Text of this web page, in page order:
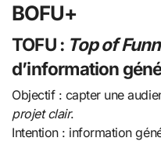
BOFU+
TOFU: Top of
d’information
Objectif : capter une
projet clair.
Intention : information